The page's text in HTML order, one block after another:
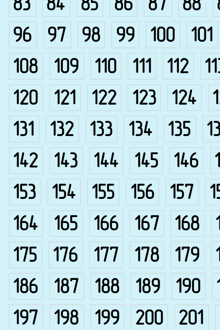
83 84 85 86 87 88
96
97 98 99 100
101
108
109 110 111 112
120
121 122 123 124
131
132 133 134 135
142
143 144 145 146
153
154 155 156 157
164
165 166 167 168
175
176 177 178 179
186
187 188 189 190
197
198 199 200 201